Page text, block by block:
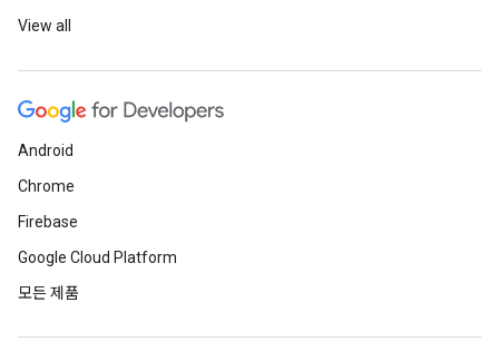
View all
Android
Chrome
Firebase
Google Cloud Platform
모든 제품